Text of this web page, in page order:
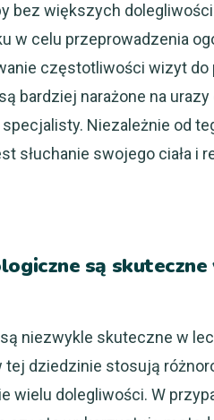
bez większych
w celu przeprowadzenia
częstotliwości wizyt do
bardziej narażone na
Niezależnie od
słuchanie swojego ciała i
są
niezwykle skuteczne w
tej dziedzinie stosują
wielu dolegliwości. W